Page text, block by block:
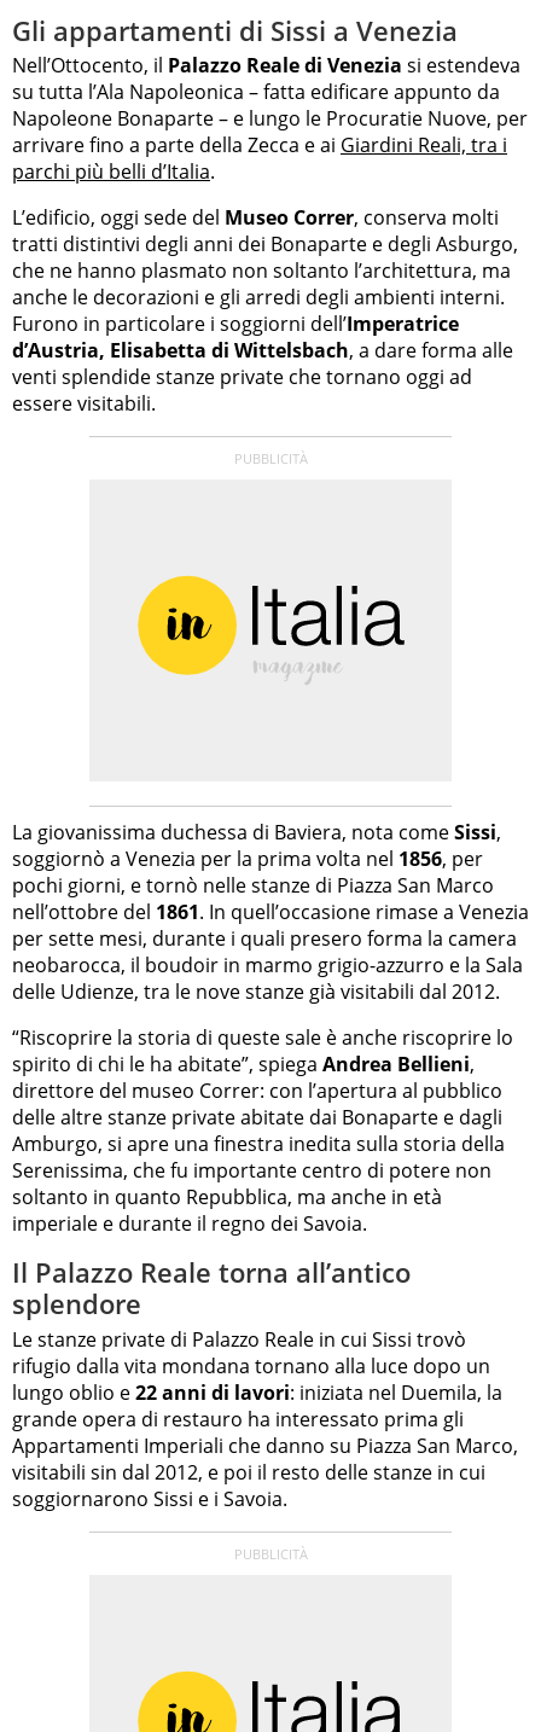
Gli appartamenti di Sissi a Venezia
Nell’Ottocento, il Palazzo Reale di Venezia si estendeva
su tutta l’Ala Napoleonica – fatta edificare appunto da
Napoleone Bonaparte – e lungo le Procuratie Nuove, per
arrivare fino a parte della Zecca e ai Giardini Reali, tra i
parchi più belli d’Italia.
L’edificio, oggi sede del Museo Correr, conserva molti
tratti distintivi degli anni dei Bonaparte e degli Asburgo,
che ne hanno plasmato non soltanto l’architettura, ma
anche le decorazioni e gli arredi degli ambienti interni.
Furono in particolare i soggiorni dell’Imperatrice
d’Austria, Elisabetta di Wittelsbach, a dare forma alle
venti splendide stanze private che tornano oggi ad
essere visitabili.
La giovanissima duchessa di Baviera, nota comeSissi,
soggiornò a Venezia per la prima volta nel 1856, per
pochi giorni, e tornò nelle stanze di Piazza San Marco
nell’ottobre del 1861. In quell’occasione rimase a Venezia
per sette mesi, durante i quali presero forma la camera
neobarocca, il boudoir in marmo grigio-azzurro e la Sala
delle Udienze, tra le nove stanze già visitabili dal 2012.
“Riscoprire la storia di queste sale è anche riscoprire lo
spirito di chi le ha abitate”, spiega Andrea Bellieni,
direttore del museo Correr: con l’apertura al pubblico
delle altre stanze private abitate dai Bonaparte e dagli
Amburgo, si apre una finestra inedita sulla storia della
Serenissima, che fu importante centro di potere non
soltanto in quanto Repubblica, ma anche in età
imperiale e durante il regno dei Savoia.
Il Palazzo Reale torna all’antico
splendore
Le stanze private di Palazzo Reale in cui Sissi trovò
rifugio dalla vita mondana tornano alla luce dopo un
lungo oblio e22 anni di lavori: iniziata nel Duemila, la
grande opera di restauro ha interessato prima gli
Appartamenti Imperiali che danno su Piazza San Marco,
visitabili sin dal 2012, e poi il resto delle stanze in cui
soggiornarono Sissi e i Savoia.